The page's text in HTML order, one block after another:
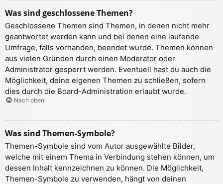
Was sind geschlossene Themen?
Geschlossene Themen sind Themen, in denen nicht mehr
geantwortet werden kann und bei denen eine laufende
Umfrage, falls vorhanden, beendet wurde. Themen können
aus vielen Gründen durch einen Moderator oder
Administrator gesperrt werden. Eventuell hast du auch die
Möglichkeit, deine eigenen Themen zu schließen, sofern
dies durch die Board-Administration erlaubt wurde.
Nach oben
Was sind Themen-Symbole?
Themen-Symbole sind vom Autor ausgewählte Bilder,
welche mit einem Thema in Verbindung stehen können, um
dessen Inhalt kennzeichnen zu können. Die Möglichkeit,
Themen-Symbole zu verwenden, hängt von deinen